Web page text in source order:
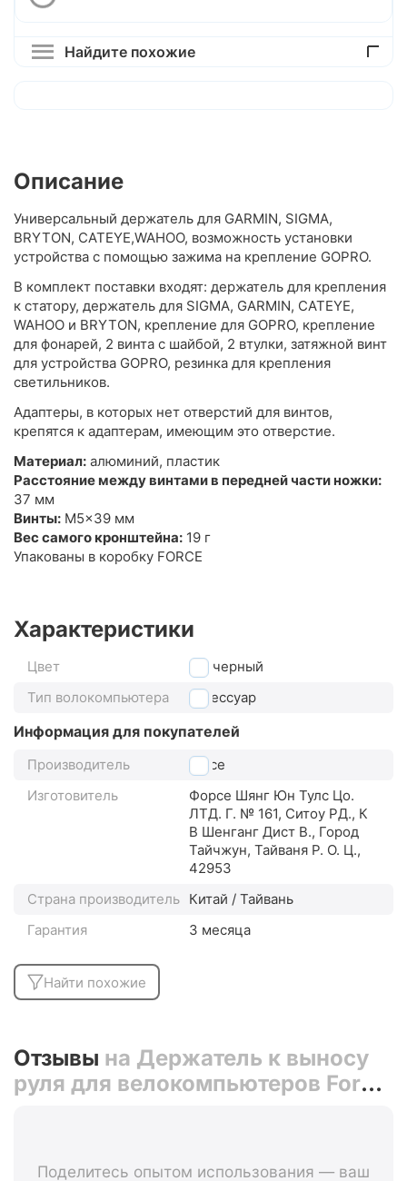
Найдите похожие
Описание
Универсальный держатель для GARMIN, SIGMA,
BRYTON, CATEYE,WAHOO, возможность установки
устройства с помощью зажима на крепление GOPRO.
В комплект поставки входят: держатель для крепления
к статору, держатель для SIGMA, GARMIN, CATEYE,
WAHOO и BRYTON, крепление для GOPRO, крепление
для фонарей, 2 винта с шайбой, 2 втулки, затяжной винт
для устройства GOPRO, резинка для крепления
светильников.
Адаптеры, в которых нет отверстий для винтов,
крепятся к адаптерам, имеющим это отверстие.
Материал: алюминий, пластик
Расстояние между винтами в передней части ножки:
37 мм
Винты: M5x39 мм
Вес самого кронштейна: 19 г
Упакованы в коробку FORCE
Характеристики
Цвет
черный
Тип волокомпьютера
аксессуар
Информация для покупателей
Производитель
Force
Изготовитель
Форсе Шянг Юн Тулс Цо.
ЛТД. Г. № 161, Ситоу РД., К
В Шенганг Дист В., Город
Тайчжун, Тайваня Р. О. Ц.,
42953
Страна производитель Китай / Тайвань
Гарантия
3 месяца
Найти похожие
Отзывы на Держатель к выносу
руля для велокомпьютеров Force
Поделитесь опытом использования — ваш